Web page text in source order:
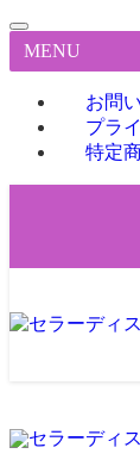
MENU
お問
プラ
特定